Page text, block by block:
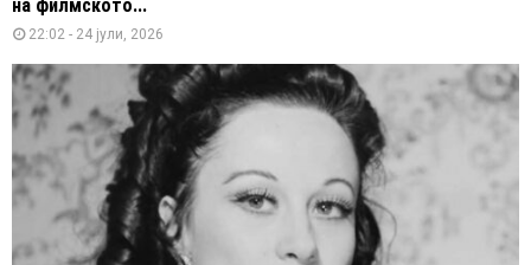
на филмското...
22:02 - 24 јули, 2026